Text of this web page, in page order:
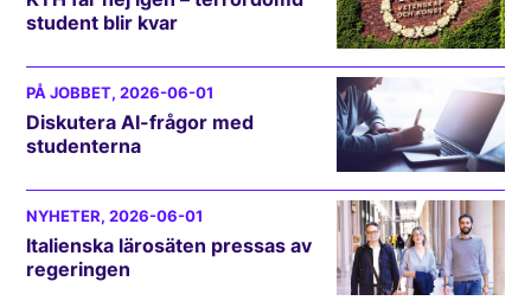
student blir kvar
PÅ JOBBET, 2026-06-01
Diskutera AI-frågor med
studenterna
NYHETER, 2026-06-01
Italienska lärosäten pressas av
regeringen